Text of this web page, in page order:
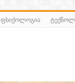
ფსიქოლოგია